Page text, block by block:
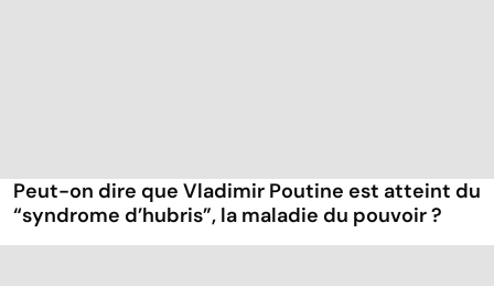
Peut-on dire que Vladimir Poutine est atteint du
“syndrome d’hubris”, la maladie du pouvoir ?